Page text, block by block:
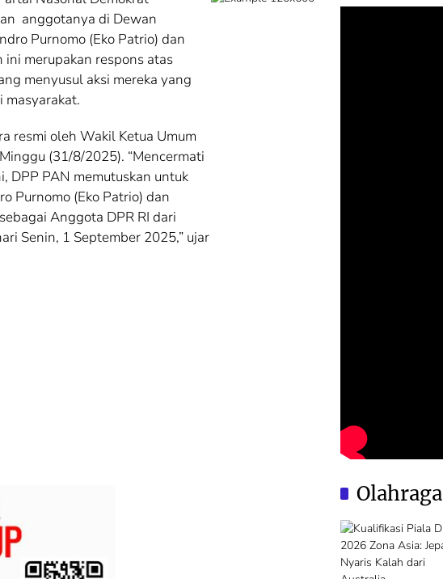
anggotanya di Dewan
Purnomo (Eko Patrio) dan
ini merupakan respons atas
menyusul aksi mereka yang
resmi oleh Wakil Ketua Umum
(31/8/2025). “Mencermati
DPP PAN memutuskan untuk
Purnomo (Eko Patrio) dan
Anggota DPR RI dari
Senin, 1 September 2025,” ujar
Olahraga